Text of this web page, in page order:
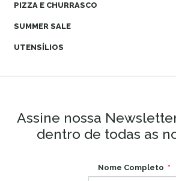
PIZZA E CHURRASCO
SUMMER SALE
UTENSÍLIOS
Assine nossa
dentro de todas as
Nome Completo